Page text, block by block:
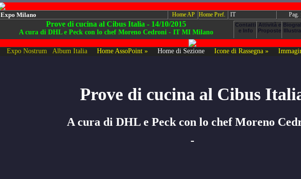
Expo Milano Home AP Home Pref. IT Pag.
Prove di cucina al Cibus Italia - 14/10/2015
A cura di DHL e Peck con lo chef Moreno Cedroni - IT MI Milano
Expo Nostrum Album Italia Home AssoPoint » Home di Sezione Icone di Rassegna »
Prove di cucina al Cibus
A cura di DHL e Peck con lo chef Moreno
-